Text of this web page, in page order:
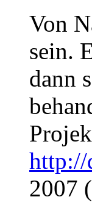
Von
sein.
dann
http://
2007